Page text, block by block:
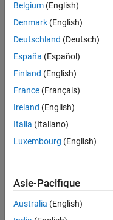
Belgium (English)
Denmark (English)
Deutschland (Deutsch)
España (Español)
Finland (English)
France (Français)
Ireland (English)
Italia (Italiano)
Luxembourg (English)
Asie-Pacifique
Australia (English)
Lutte anti-piratage
© 1994-2026 The